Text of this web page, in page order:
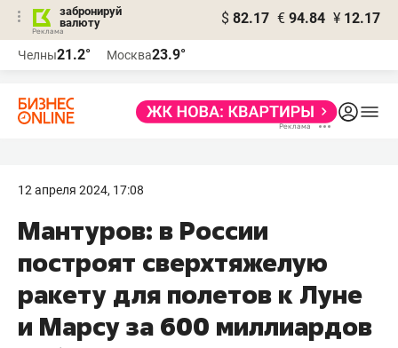
забронируй
валюту
$ 82.17 € 94.84 ¥ 12.17
Челны21.2° Москва23.9°
12 апреля 2024, 17:08
Мантуров: в России
построят сверхтяжелую
ракету для полетов к Луне
и Марсу за 600 миллиардов